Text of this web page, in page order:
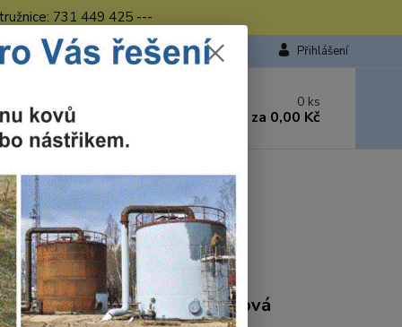
731 449 425 ---
Přihlášení
423
- 16.00 hod.
0 ks
za 0,00 Kč
zeleno-černá CXS LUXY EDA
EDA
Ohodnotit produkt
blůza LUXY EDA montérková